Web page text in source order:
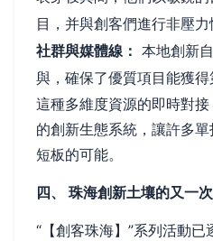
目，并與創客們進行非壓力
社群與媒體線： 本地創新
與，確保了優質項目能獲得
這種多維度資源的即時對
的創新生態系統，讓許多
短板的可能。
四、 珠海創新土壤的又一
“【創客珠海】”系列活動